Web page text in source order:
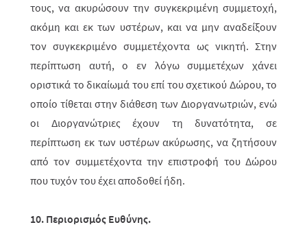
τους, να ακυ­ρώ­σουν την συγκεκριμένη συμμετοχή,
ακόμη και εκ των υστέρων, και να μην αναδείξουν
τον συγκεκριμένο συμμετέχοντα ως νικητή. Στην
περί­πτω­ση αυτή, ο εν λόγω συμμετέχων χάνει
οριστικά το δικαίωμά του επί του σχετι­κού Δώ­ρου, το
οποίο τίθεται στην διάθεση των Διοργανωτριών, ενώ
οι Διοργα­νώ­­τριες έχουν τη δυνατότητα, σε
περίπτωση εκ των υστέρων ακύρωσης, να ζητήσουν
από τον συμμετέχοντα την επιστροφή του Δώρου
που τυχόν του έχει αποδοθεί ήδη.
10. Περιορισμός Ευθύνης.